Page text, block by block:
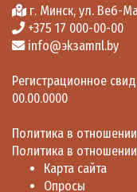
Перечень
Будущему
Платные услуги
Гидротерапия
Массаж
Лечебная
г. Минск, ул. Веб-
+375 17 000-00-00
info@эkзamпl.by
Регистрационное
00.00.0000
Политика в
Политика в
Карта сайта
Опросы